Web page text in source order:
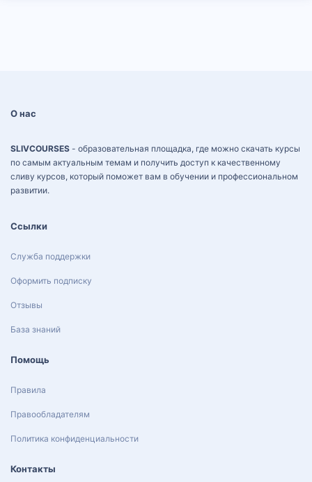
О нас
SLIVCOURSES - образовательная площадка, где можно скачать курсы
по самым актуальным темам и получить доступ к качественному
сливу курсов, который поможет вам в обучении и профессиональном
развитии.
Ссылки
Служба поддержки
Оформить подписку
Отзывы
База знаний
Помощь
Правила
Правообладателям
Политика конфиденциальности
Контакты